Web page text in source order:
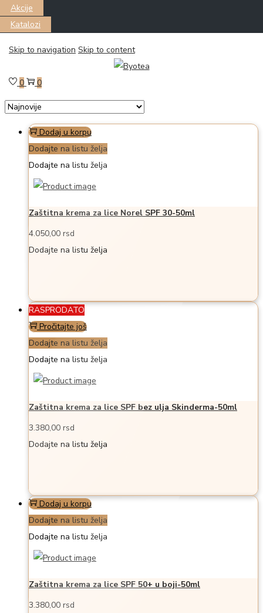
Akcije
Katalozi
Skip to navigation Skip to content
0 0
Filter
Prikazano all 4 proizvoda
Dodaj u korpu
Dodajte na listu želja
Dodajte na listu želja
Zaštitna krema za lice Norel SPF 30-50ml
4.050,00 rsd
Dodajte na listu želja
RASPRODATO
Pročitajte još
Dodajte na listu želja
Dodajte na listu želja
Zaštitna krema za lice SPF bez ulja Skinderma-50ml
3.380,00 rsd
Dodajte na listu želja
Dodaj u korpu
Dodajte na listu želja
Dodajte na listu želja
Zaštitna krema za lice SPF 50+ u boji-50ml
3.380,00 rsd